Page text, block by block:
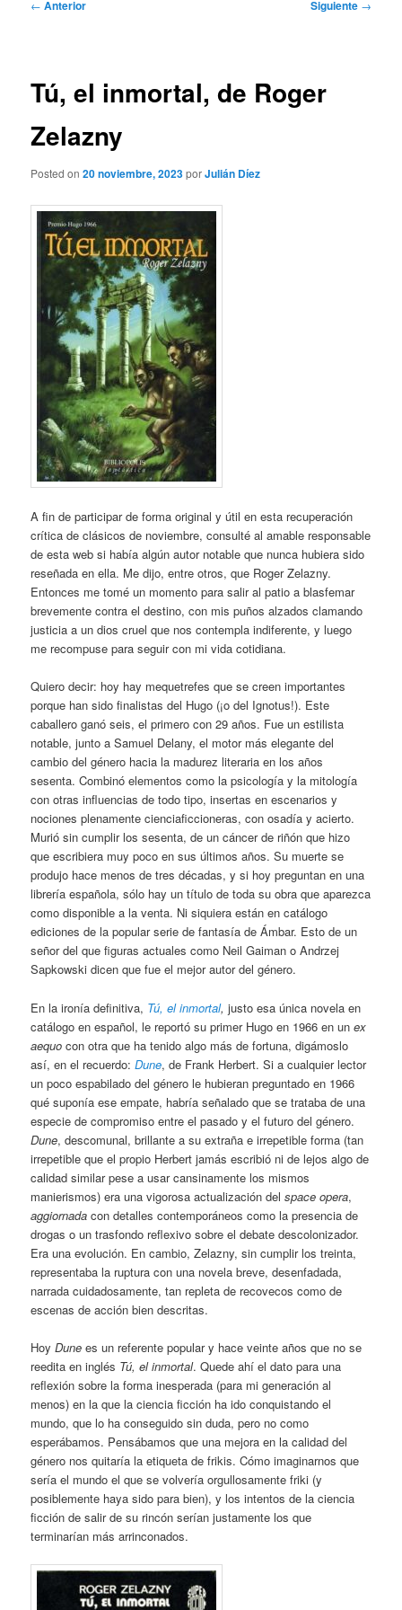
← Anterior Siguiente →
Tú, el inmortal, de Roger
Zelazny
Posted on20 noviembre, 2023porJulián Díez
A fin de participar de forma original y útil en esta recuperación
crítica de clásicos de noviembre, consulté al amable responsable
de esta web si había algún autor notable que nunca hubiera sido
reseñada en ella. Me dijo, entre otros, que Roger Zelazny.
Entonces me tomé un momento para salir al patio a blasfemar
brevemente contra el destino, con mis puños alzados clamando
justicia a un dios cruel que nos contempla indiferente, y luego
me recompuse para seguir con mi vida cotidiana.
Quiero decir: hoy hay mequetrefes que se creen importantes
porque han sido finalistas del Hugo (¡o del Ignotus!). Este
caballero ganó seis, el primero con 29 años. Fue un estilista
notable, junto a Samuel Delany, el motor más elegante del
cambio del género hacia la madurez literaria en los años
sesenta. Combinó elementos como la psicología y la mitología
con otras influencias de todo tipo, insertas en escenarios y
nociones plenamente cienciaficcioneras, con osadía y acierto.
Murió sin cumplir los sesenta, de un cáncer de riñón que hizo
que escribiera muy poco en sus últimos años. Su muerte se
produjo hace menos de tres décadas, y si hoy preguntan en una
librería española, sólo hay un título de toda su obra que aparezca
como disponible a la venta. Ni siquiera están en catálogo
ediciones de la popular serie de fantasía de Ámbar. Esto de un
señor del que figuras actuales como Neil Gaiman o Andrzej
Sapkowski dicen que fue el mejor autor del género.
En la ironía definitiva, Tú, el inmortal, justo esa única novela en
catálogo en español, le reportó su primer Hugo en 1966 en unex
aequo con otra que ha tenido algo más de fortuna, digámoslo
así, en el recuerdo:Dune, de Frank Herbert. Si a cualquier lector
un poco espabilado del género le hubieran preguntado en 1966
qué suponía ese empate, habría señalado que se trataba de una
especie de compromiso entre el pasado y el futuro del género.
Dune, descomunal, brillante a su extraña e irrepetible forma (tan
irrepetible que el propio Herbert jamás escribió ni de lejos algo de
calidad similar pese a usar cansinamente los mismos
manierismos) era una vigorosa actualización del space opera,
aggiornadacon detalles contemporáneos como la presencia de
drogas o un trasfondo reflexivo sobre el debate descolonizador.
Era una evolución. En cambio, Zelazny, sin cumplir los treinta,
representaba la ruptura con una novela breve, desenfadada,
narrada cuidadosamente, tan repleta de recovecos como de
escenas de acción bien descritas.
HoyDunees un referente popular y hace veinte años que no se
reedita en inglés Tú, el inmortal. Quede ahí el dato para una
reflexión sobre la forma inesperada (para mi generación al
menos) en la que la ciencia ficción ha ido conquistando el
mundo, que lo ha conseguido sin duda, pero no como
esperábamos. Pensábamos que una mejora en la calidad del
género nos quitaría la etiqueta de frikis. Cómo imaginarnos que
sería el mundo el que se volvería orgullosamente friki (y
posiblemente haya sido para bien), y los intentos de la ciencia
ficción de salir de su rincón serían justamente los que
terminarían más arrinconados.